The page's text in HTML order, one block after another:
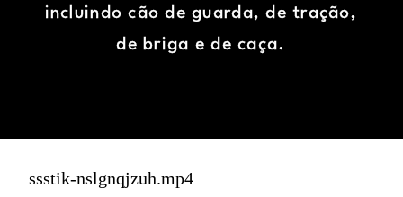
incluindo cão de guarda, de tração,
de briga e de caça.
ssstik-nslgnqjzuh.mp4